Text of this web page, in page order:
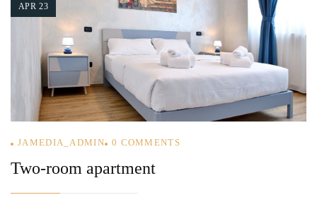
APR 23
JAMEDIA_ADMIN 0 COMMENTS
Two-room apartment